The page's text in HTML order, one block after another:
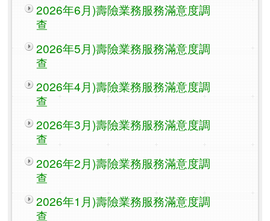
2026年6月)壽險業務服務滿意度調
查
2026年5月)壽險業務服務滿意度調
查
2026年4月)壽險業務服務滿意度調
查
2026年3月)壽險業務服務滿意度調
查
2026年2月)壽險業務服務滿意度調
查
2026年1月)壽險業務服務滿意度調
查